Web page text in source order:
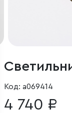
Код: a069414
4 740 ₽